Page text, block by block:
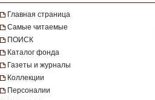
Главная страница
Самые читаемые
ПОИСК
Каталог фонда
Газеты и журналы
Коллекции
Персоналии